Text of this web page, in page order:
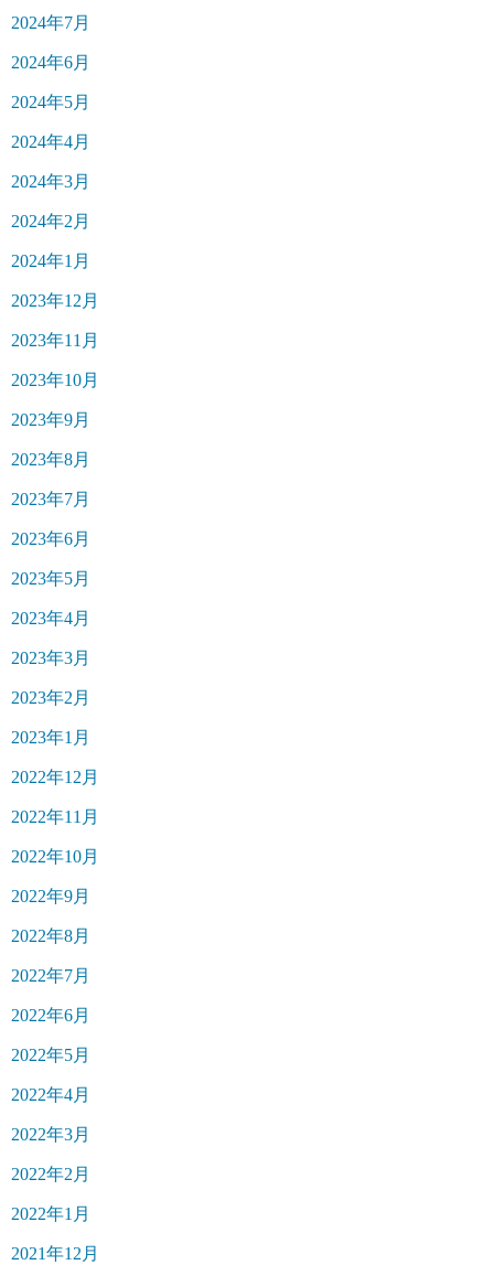
2024年7月
2024年6月
2024年5月
2024年4月
2024年3月
2024年2月
2024年1月
2023年12月
2023年11月
2023年10月
2023年9月
2023年8月
2023年7月
2023年6月
2023年5月
2023年4月
2023年3月
2023年2月
2023年1月
2022年12月
2022年11月
2022年10月
2022年9月
2022年8月
2022年7月
2022年6月
2022年5月
2022年4月
2022年3月
2022年2月
2022年1月
2021年12月